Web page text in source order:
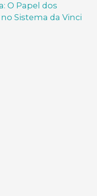
O Papel dos
Sistema da Vinci